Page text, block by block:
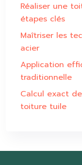
Réaliser une
étapes clés
Maîtriser les
acier
Application
traditionnelle
Calcul exact
toiture tuile